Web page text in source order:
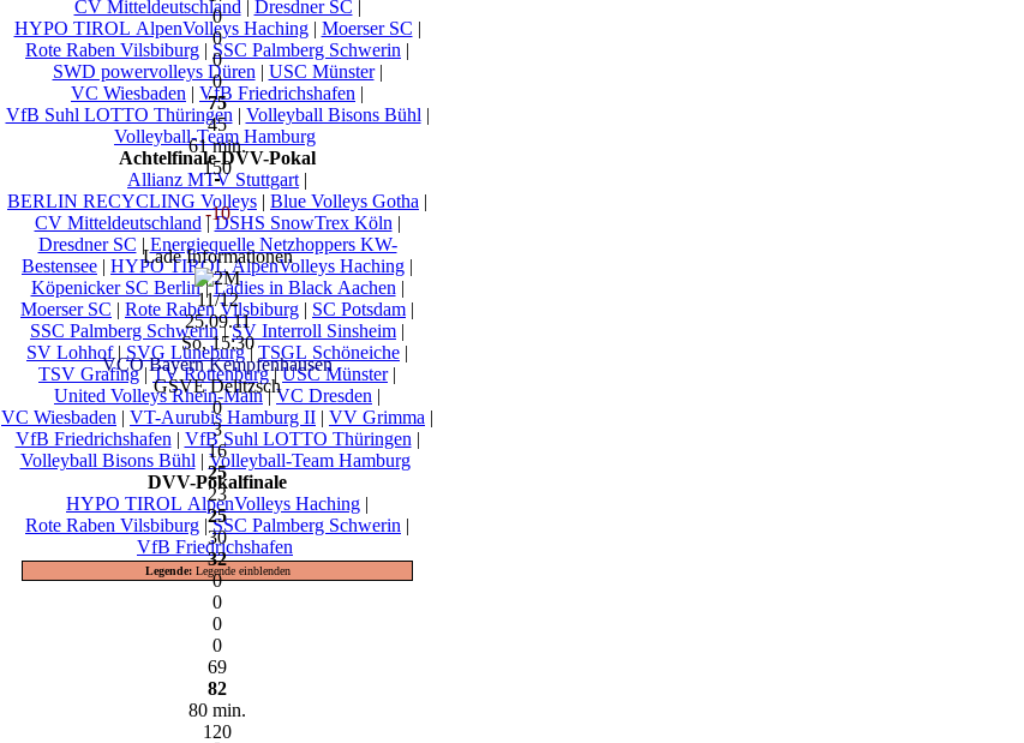
CV Mitteldeutschland | Dresdner SC |
HYPO TIROL AlpenVolleys Haching| Moerser SC |
Rote Raben Vilsbiburg | SSC Palmberg Schwerin |
SWD powervolleys Düren | USC Münster|
VC Wiesbaden | VfB Friedrichshafen |
VfB Suhl LOTTO Thüringen | Volleyball Bisons Bühl |
Volleyball-Team Hamburg
Achtelfinale DVV-Pokal
Allianz MTV Stuttgart |
BERLIN RECYCLING Volleys | Blue Volleys Gotha |
CV Mitteldeutschland |DSHS SnowTrex Köln |
Dresdner SC | Energiequelle Netzhoppers KW-
Bestensee | HYPO TIROL AlpenVolleys Haching |
Köpenicker SC Berlin|Ladies in Black Aachen |
Moerser SC | Rote Raben Vilsbiburg | SC Potsdam |
SSC Palmberg Schwerin|SV Interroll Sinsheim |
SV Lohhof| SVG Lüneburg|TSGL Schöneiche |
TSV Grafing|TV Rottenburg|USC Münster|
United Volleys Rhein-Main|VC Dresden |
VC Wiesbaden | VT-Aurubis Hamburg II | VV Grimma |
VfB Friedrichshafen | VfB Suhl LOTTO Thüringen |
Volleyball Bisons Bühl | Volleyball-Team Hamburg
DVV-Pokalfinale
HYPO TIROL AlpenVolleys Haching |
Rote Raben Vilsbiburg |SSC Palmberg Schwerin |
VfB Friedrichshafen
Legende: Legende einblenden
0
0
0
0
75
45
61 min.
150
-10
Lade Informationen
11/12
25.09.11
So, 15:30
VCO Bayern Kempfenhausen
GSVE Delitzsch
0
3
16
25
23
25
30
32
0
0
0
0
69
82
80 min.
120